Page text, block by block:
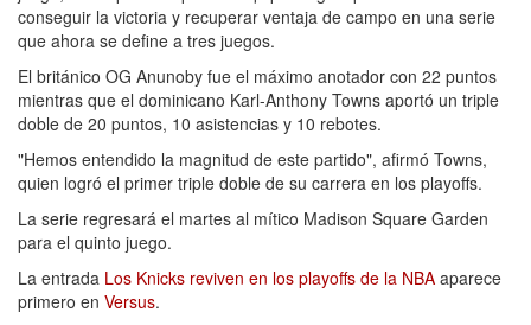
conseguir la victoria y recuperar ventaja de campo en una serie
que ahora se define a tres juegos.
El británico OG Anunoby fue el máximo anotador con 22 puntos
mientras que el dominicano Karl-Anthony Towns aportó un triple
doble de 20 puntos, 10 asistencias y 10 rebotes.
"Hemos entendido la magnitud de este partido", afirmó Towns,
quien logró el primer triple doble de su carrera en los playoffs.
La serie regresará el martes al mítico Madison Square Garden
para el quinto juego.
La entrada Los Knicks reviven en los playoffs de la NBA aparece
primero en Versus.